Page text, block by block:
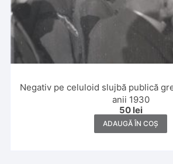
Negativ pe celuloid slujbă publică
anii 1930
50 lei
ADAUGĂ ÎN COȘ